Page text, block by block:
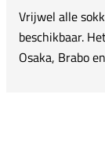
Vrijwel alle
beschikbaar.
Osaka, Brabo